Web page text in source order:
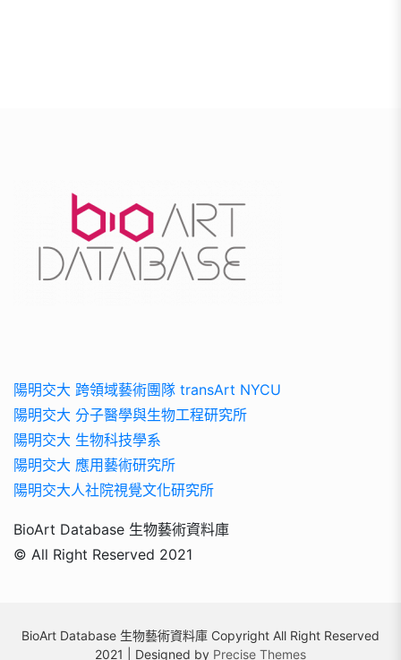
陽明交大 跨領域藝術團隊 transArt NYCU
陽明交大 分子醫學與生物工程研究所
陽明交大 生物科技學系
陽明交大 應用藝術研究所
陽明交大人社院視覺文化研究所
BioArt Database 生物藝術資料庫
© All Right Reserved 2021
BioArt Database 生物藝術資料庫 Copyright All Right Reserved
2021 | Designed by Precise Themes